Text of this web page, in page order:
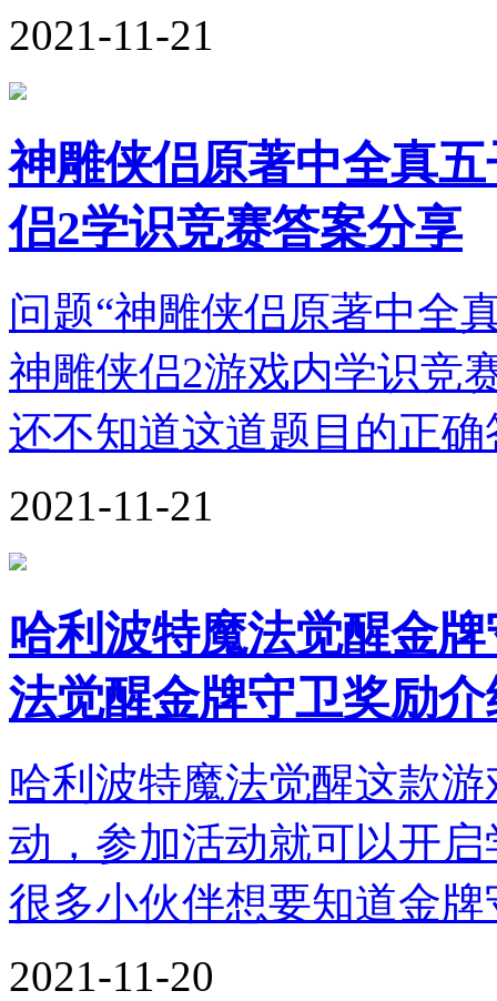
2021-11-21
神雕侠侣原著中全真
侣2学识竞赛答案分享
问题“神雕侠侣原著中全
神雕侠侣2游戏内学识竞
还不知道这道题目的正
2021-11-21
哈利波特魔法觉醒金
法觉醒金牌守卫奖励介
哈利波特魔法觉醒这款
动，参加活动就可以开
很多小伙伴想要知道金
2021-11-20